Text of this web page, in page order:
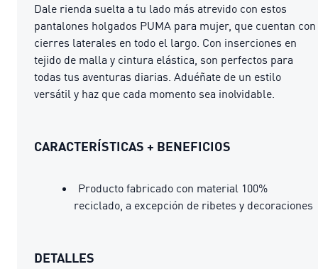
Dale rienda suelta a tu lado más atrevido con estos
pantalones holgados PUMA para mujer, que cuentan con
cierres laterales en todo el largo. Con inserciones en
tejido de malla y cintura elástica, son perfectos para
todas tus aventuras diarias. Aduéñate de un estilo
versátil y haz que cada momento sea inolvidable.
CARACTERÍSTICAS + BENEFICIOS
Producto fabricado con material 100%
reciclado, a excepción de ribetes y decoraciones
DETALLES